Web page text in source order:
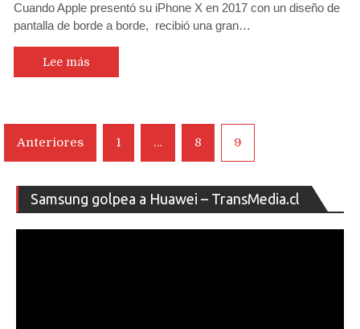
si
de
un
Cuando Apple presentó su iPhone X en 2017 con un diseño de
pantalla de borde a borde, recibió una gran…
Lee más
Navegación
de
entradas
Anteriores 1 … 8 9
Samsung golpea a Huawei – TransMedia.cl
de